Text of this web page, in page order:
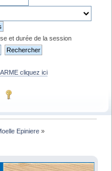
et durée de la session
cliquez ici
Epiniere »